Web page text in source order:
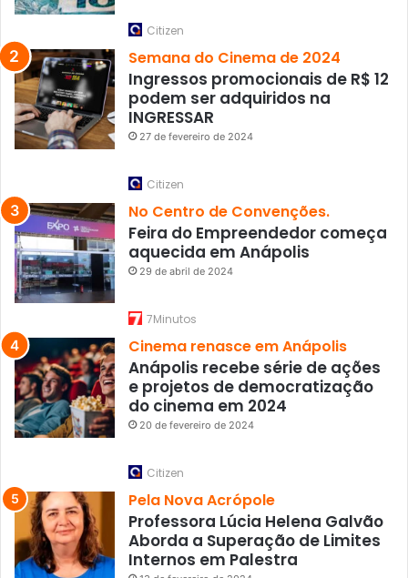
Citizen
Semana do Cinema de 2024
Ingressos promocionais de R$ 12
podem ser adquiridos na
INGRESSAR
27 de fevereiro de 2024
Citizen
No Centro de Convenções.
Feira do Empreendedor começa
aquecida em Anápolis
29 de abril de 2024
7Minutos
Cinema renasce em Anápolis
Anápolis recebe série de ações
e projetos de democratização
do cinema em 2024
20 de fevereiro de 2024
Citizen
Pela Nova Acrópole
Professora Lúcia Helena Galvão
Aborda a Superação de Limites
Internos em Palestra